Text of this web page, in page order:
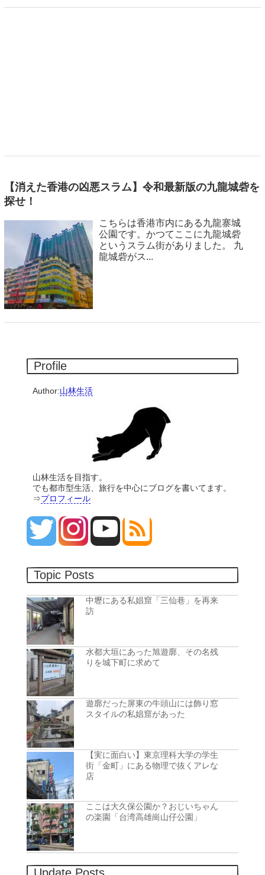
【消えた香港の凶悪スラム】令和最新版の九龍城砦を
探せ！
こちらは香港市内にある九龍寨城
公園です。かつてここに九龍城砦
というスラム街がありました。 九
龍城砦がス...
Profile
Author:山林生活
山林生活を目指す。
でも都市型生活、旅行を中心にブログを書いてます。
⇒プロフィール
Topic Posts
中壢にある私娼窟「三仙巷」を再来
訪
水都大垣にあった旭遊廓、その名残
りを城下町に求めて
遊廓だった屏東の牛頭山には飾り窓
スタイルの私娼窟があった
【実に面白い】東京理科大学の学生
街「金町」にある物理で抜くアレな
店
ここは大久保公園か？おじいちゃん
の楽園「台湾高雄崗山仔公園」